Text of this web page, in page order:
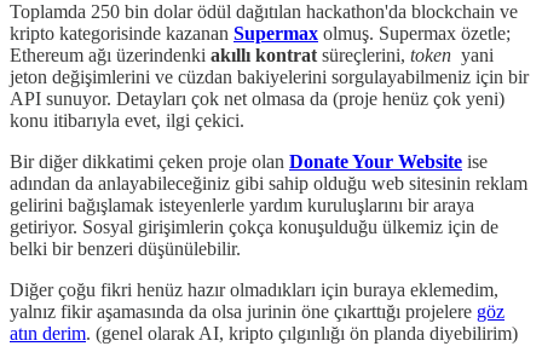
Toplamda 250 bin dolar ödül dağıtılan hackathon'da blockchain ve
kripto kategorisinde kazanan Supermax olmuş. Supermax özetle;
Ethereum ağı üzerindenki akıllı kontrat süreçlerini, token yani
jeton değişimlerini ve cüzdan bakiyelerini sorgulayabilmeniz için bir
API sunuyor. Detayları çok net olmasa da (proje henüz çok yeni)
konu itibarıyla evet, ilgi çekici.
Bir diğer dikkatimi çeken proje olan Donate Your Website ise
adından da anlayabileceğiniz gibi sahip olduğu web sitesinin reklam
gelirini bağışlamak isteyenlerle yardım kuruluşlarını bir araya
getiriyor. Sosyal girişimlerin çokça konuşulduğu ülkemiz için de
belki bir benzeri düşünülebilir.
Diğer çoğu fikri henüz hazır olmadıkları için buraya eklemedim,
yalnız fikir aşamasında da olsa jurinin öne çıkarttığı projelere göz
atın derim. (genel olarak AI, kripto çılgınlığı ön planda diyebilirim)